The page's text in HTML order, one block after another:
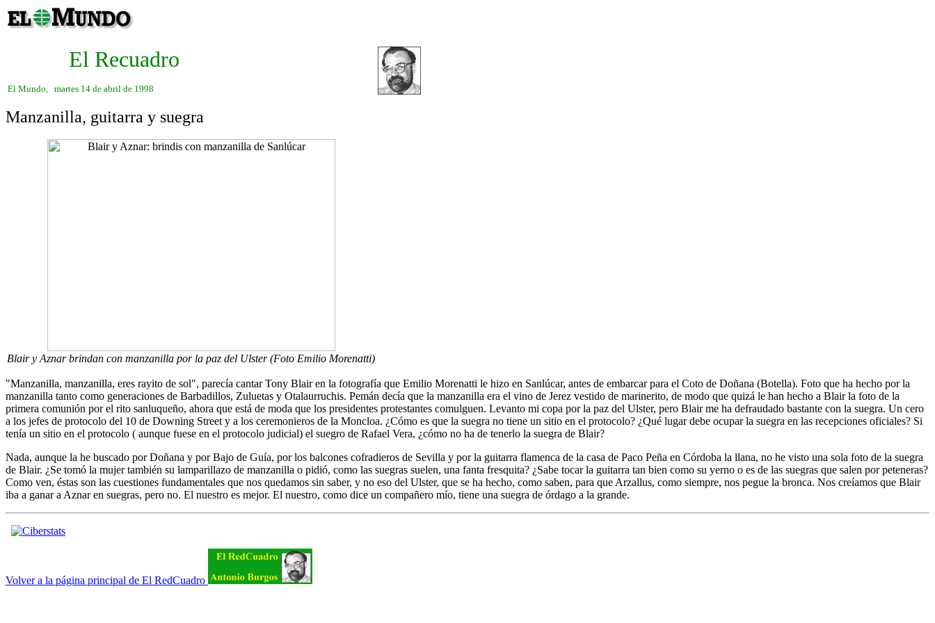
El Recuadro
El Mundo, martes 14 de abril de 1998
Manzanilla, guitarra y suegra
Blair y Aznar brindan con manzanilla por la paz del Ulster (Foto Emilio Morenatti)
"Manzanilla, manzanilla, eres rayito de sol", parecía cantar Tony Blair en la fotografía que Emilio Morenatti le hizo en Sanlúcar, antes de embarcar para el Coto de Doñana (Botella). Foto que ha hecho por la
manzanilla tanto como generaciones de Barbadillos, Zuluetas y Otalaurruchis. Pemán decía que la manzanilla era el vino de Jerez vestido de marinerito, de modo que quizá le han hecho a Blair la foto de la
primera comunión por el rito sanluqueño, ahora que está de moda que los presidentes protestantes comulguen. Levanto mi copa por la paz del Ulster, pero Blair me ha defraudado bastante con la suegra. Un cero
a los jefes de protocolo del 10 de Downing Street y a los ceremonieros de la Moncloa. ¿Cómo es que la suegra no tiene un sitio en el protocolo? ¿Qué lugar debe ocupar la suegra en las recepciones oficiales? Si
tenía un sitio en el protocolo ( aunque fuese en el protocolo judicial) el suegro de Rafael Vera, ¿cómo no ha de tenerlo la suegra de Blair?
Nada, aunque la he buscado por Doñana y por Bajo de Guía, por los balcones cofradieros de Sevilla y por la guitarra flamenca de la casa de Paco Peña en Córdoba la llana, no he visto una sola foto de la suegra
de Blair. ¿Se tomó la mujer también su lamparillazo de manzanilla o pidió, como las suegras suelen, una fanta fresquita? ¿Sabe tocar la guitarra tan bien como su yerno o es de las suegras que salen por peteneras?
Como ven, éstas son las cuestiones fundamentales que nos quedamos sin saber, y no eso del Ulster, que se ha hecho, como saben, para que Arzallus, como siempre, nos pegue la bronca. Nos creíamos que Blair
iba a ganar a Aznar en suegras, pero no. El nuestro es mejor. El nuestro, como dice un compañero mío, tiene una suegra de órdago a la grande.
Volver a la página principal de El RedCuadro